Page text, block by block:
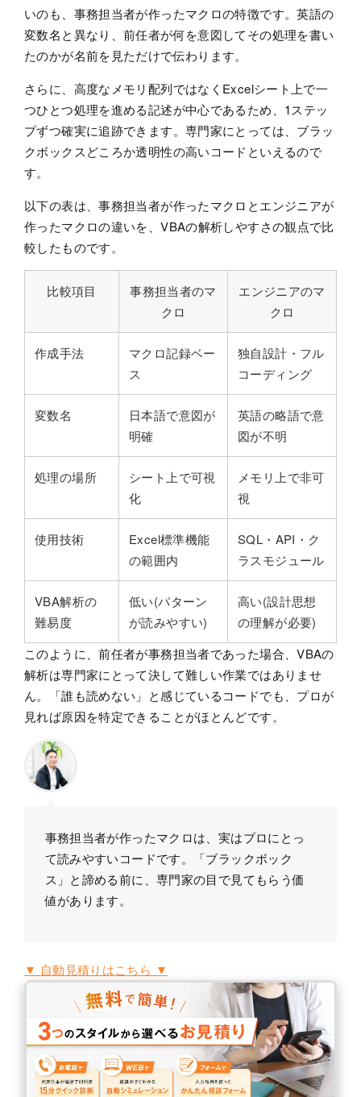
いのも、事務担当者が作ったマクロの特徴です。英語の
変数名と異なり、前任者が何を意図してその処理を書い
たのかが名前を見ただけで伝わります。
さらに、高度なメモリ配列ではなくExcelシート上で一
つひとつ処理を進める記述が中心であるため、1ステッ
プずつ確実に追跡できます。専門家にとっては、ブラッ
クボックスどころか透明性の高いコードといえるので
す。
以下の表は、事務担当者が作ったマクロとエンジニアが
作ったマクロの違いを、VBAの解析しやすさの観点で比
較したものです。
比較項目
事務担当者のマ
クロ
エンジニアのマ
クロ
作成手法
マクロ記録ベー
ス
独自設計・フル
コーディング
変数名
日本語で意図が
明確
英語の略語で意
図が不明
処理の場所
シート上で可視
化
メモリ上で非可
視
使用技術
Excel標準機能
の範囲内
SQL・API・ク
ラスモジュール
VBA解析の
難易度
低い(パターン
が読みやすい)
高い(設計思想
の理解が必要)
このように、前任者が事務担当者であった場合、VBAの
解析は専門家にとって決して難しい作業ではありませ
ん。「誰も読めない」と感じているコードでも、プロが
見れば原因を特定できることがほとんどです。
事務担当者が作ったマクロは、実はプロにとっ
て読みやすいコードです。「ブラックボック
ス」と諦める前に、専門家の目で見てもらう価
値があります。
▼ 自動見積りはこちら ▼